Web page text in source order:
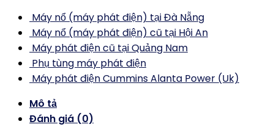
Máy nổ (máy phát điện) tại Đà Nẵng
Máy nổ (máy phát điện) cũ tại Hội An
Máy phát điện cũ tại Quảng Nam
Phụ tùng máy phát điện
Máy phát điện Cummins Alanta Power (Uk)
Mô tả
Đánh giá (0)